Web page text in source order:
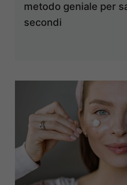
metodo geniale per
secondi